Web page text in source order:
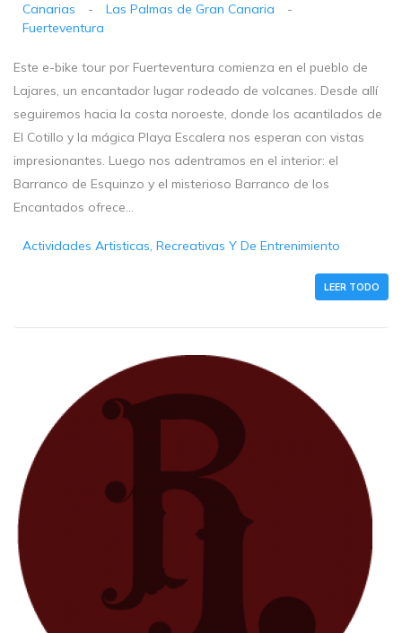
Canarias - Las Palmas de Gran Canaria
-
Fuerteventura
Este e-bike tour por Fuerteventura comienza en el pueblo de
Lajares, un encantador lugar rodeado de volcanes. Desde allí
seguiremos hacia la costa noroeste, donde los acantilados de
El Cotillo y la mágica Playa Escalera nos esperan con vistas
impresionantes. Luego nos adentramos en el interior: el
Barranco de Esquinzo y el misterioso Barranco de los
Encantados ofrece...
Actividades Artisticas, Recreativas Y De Entrenimiento
LEER TODO